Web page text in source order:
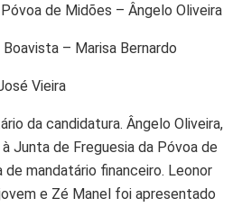
de Midões – Ângelo Oliveira
– Marisa Bernardo
Vieira
da candidatura. Ângelo Oliveira,
Junta de Freguesia da Póvoa de
de mandatário financeiro. Leonor
e Zé Manel foi apresentado